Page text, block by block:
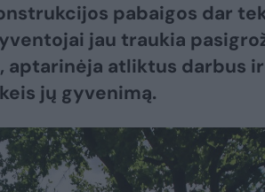
pabaigos dar
jau traukia
aptarinėja atliktus darbus ir
jų gyvenimą.